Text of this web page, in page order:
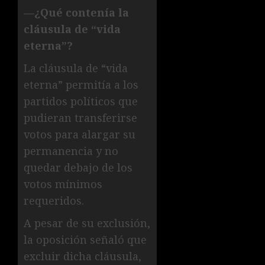
—¿Qué contenía la
cláusula de “vida
eterna”?
La cláusula de “vida
eterna” permitía a los
partidos políticos que
pudieran transferirse
votos para alargar su
permanencia y no
quedar debajo de los
votos mínimos
requeridos.
A pesar de su exclusión,
la oposición señaló que
excluir dicha cláusula,